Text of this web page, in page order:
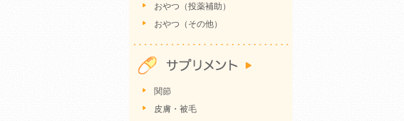
おやつ（投薬補助）
おやつ（その他）
関節
皮膚・被毛